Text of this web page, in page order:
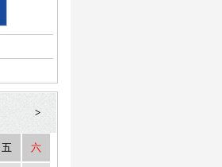
>
五 六